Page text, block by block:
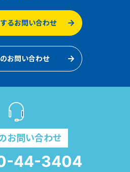
るお問い合わせ
お問い合わせ
お問い合わせ
44-3404